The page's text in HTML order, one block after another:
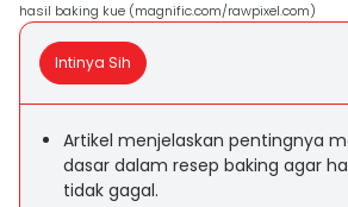
hasil baking kue (magnific.com/rawpixel.com)
Intinya Sih
Artikel menjelaskan pentingnya
dasar dalam resep baking agar
tidak gagal.